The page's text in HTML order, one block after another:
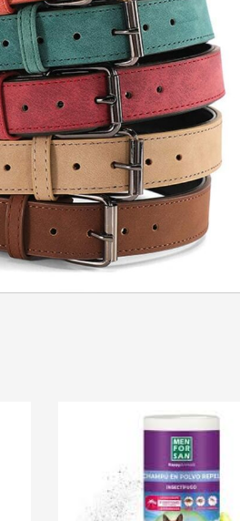
SE CONNECTER
Mot de passe